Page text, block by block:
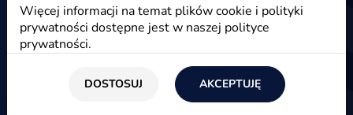
Blog / Internet
Więcej informacji na temat plików cookie i polityki
prywatności dostępne jest w naszej polityce
prywatności.
DOSTOSUJ AKCEPTUJĘ